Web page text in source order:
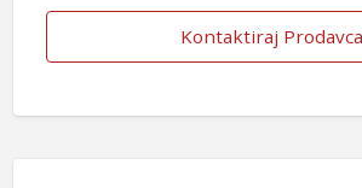
Kontaktiraj Prodavca